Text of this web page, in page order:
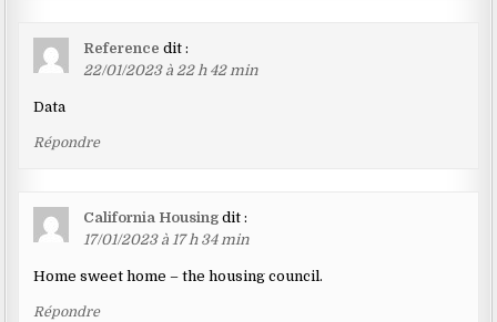
Reference dit :
22/01/2023 à 22 h 42 min
Data
Répondre
California Housing dit :
17/01/2023 à 17 h 34 min
Home sweet home – the housing council.
Répondre